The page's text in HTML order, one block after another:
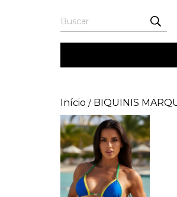
Início / BIQUINIS